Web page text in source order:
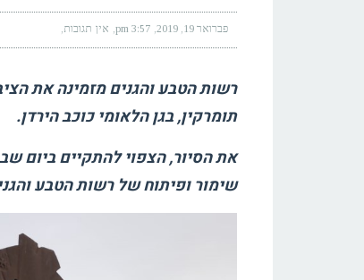
פברואר 19, 2019 3:57 pm אין תגובות
רשות הטבע והגנים מזמינה את
תומרקין, בגן הלאומי כוכב הירדן.
את הסיור, הצפוי להתקיים ביום
שימור ופיתוח של רשות הטבע